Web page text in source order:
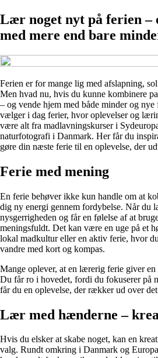
Lær noget nyt på ferien –
med mere end bare
Ferien er for mange lig med afslapning,
Men hvad nu, hvis du kunne kombinere
– og vende hjem med både minder og
vælger i dag ferier, hvor oplevelser og
være alt fra madlavningskurser i
naturfotografi i Danmark. Her får du
gøre din næste ferie til en oplevelse, der
Ferie med mening
En ferie behøver ikke kun handle om at
dig ny energi gennem fordybelse. Når du
nysgerrigheden og får en følelse af at
meningsfuldt. Det kan være en uge på et
lokal madkultur eller en aktiv ferie, hvor
vandre med kort og kompas.
Mange oplever, at en lærerig ferie giver
Du får ro i hovedet, fordi du fokuserer på
får du en oplevelse, der rækker ud over
Lær med hænderne –
Hvis du elsker at skabe noget, kan en
valg. Rundt omkring i Danmark og